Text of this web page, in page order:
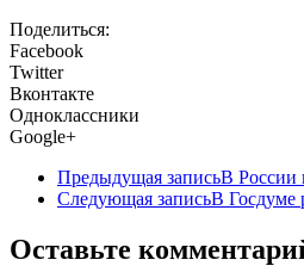
Поделиться:
Facebook
Twitter
Вконтакте
Одноклассники
Google+
Предыдущая записьВ России
Следующая записьВ Госдуме
Оставьте